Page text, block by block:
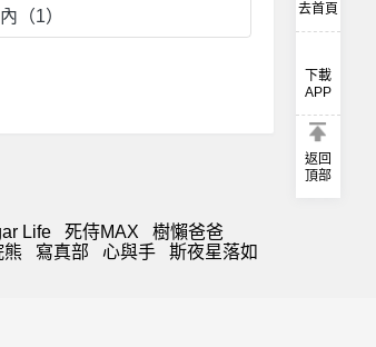
（1）
Life 死侍MAX
樹懶爸爸
熊 寫真部 心與手
斯夜星落如
去首頁
下載
APP
返回
頂部